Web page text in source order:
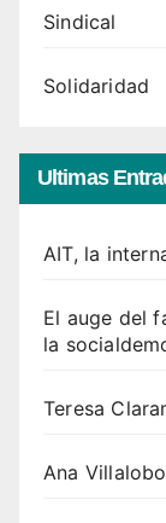
Sindical
Solidaridad
Ultimas
AIT, la
El auge del
la
Teresa
Ana